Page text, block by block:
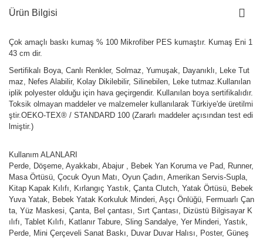
Ürün Bilgisi
Çok amaçlı baskı kumaş % 100 Mikrofiber PES kumaştır. Kumaş Eni 1
43 cm dir.
Sertifikalı Boya, Canlı Renkler, Solmaz, Yumuşak, Dayanıklı, Leke Tut
maz, Nefes Alabilir, Kolay Dikilebilir, Silinebilen, Leke tutmaz.Kullanılan
iplik polyester olduğu için hava geçirgendir. Kullanılan boya sertifikalıdır.
Toksik olmayan maddeler ve malzemeler kullanılarak Türkiye'de üretilmi
ştir.OEKO-TEX® / STANDARD 100 (Zararlı maddeler açısından test edi
lmiştir.)
Kullanım ALANLARI
Perde, Döşeme, Ayakkabı, Abajur , Bebek Yan Koruma ve Pad, Runner,
Masa Örtüsü, Çocuk Oyun Matı, Oyun Çadırı, Amerikan Servis-Supla,
Kitap Kapak Kılıfı, Kırlangıç Yastık, Çanta Clutch, Yatak Örtüsü, Bebek
Yuva Yatak, Bebek Yatak Korkuluk Minderi, Aşçı Önlüğü, Fermuarlı Çan
ta, Yüz Maskesi, Çanta, Bel çantası, Sırt Çantası, Dizüstü Bilgisayar K
ılıfı, Tablet Kılıfı, Katlanır Tabure, Sling Sandalye, Yer Minderi, Yastık,
Perde, Mini Çerçeveli Sanat Baskı, Duvar Duvar Halısı, Poster, Güneş